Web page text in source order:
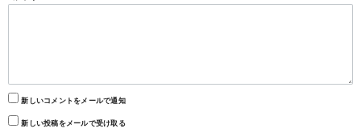
新しいコメントをメールで通知
新しい投稿をメールで受け取る